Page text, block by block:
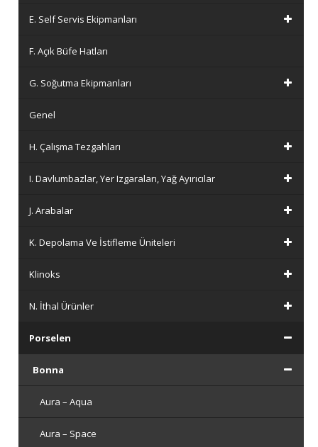
E. Self Servis Ekipmanları
F. Açık Büfe Hatları
G. Soğutma Ekipmanları
Genel
H. Çalışma Tezgahları
I. Davlumbazlar, Yer Izgaraları, Yağ Ayırıcılar
J. Arabalar
K. Depolama Ve İstifleme Üniteleri
Klinoks
N. İthal Ürünler
Porselen
Bonna
Aura – Aqua
Aura – Space